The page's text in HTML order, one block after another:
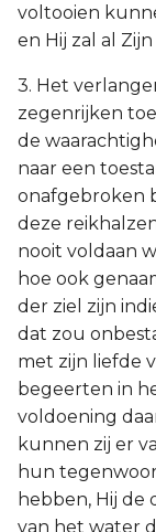
voltooien
en Hij zal al
3. Het
zegenrijken
de
naar een
onafgebroken
deze
nooit voldaan
hoe ook
der ziel zijn
dat zou
met zijn liefde
begeerten in
voldoening
kunnen zij er
hun
hebben, Hij de
van het water